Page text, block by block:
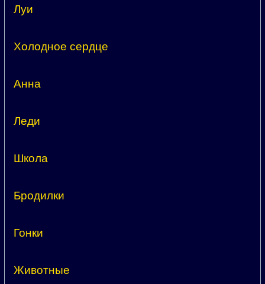
Луи
Холодное сердце
Анна
Леди
Школа
Бродилки
Гонки
Животные